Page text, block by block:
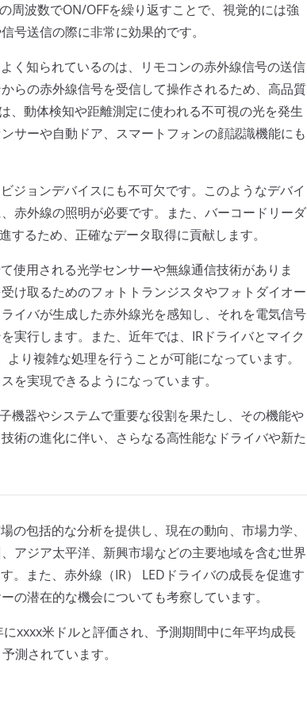
周波数でON/OFFを繰り返すことで、視覚的には強
号送信の際に非常に効果的です。
く知られているのは、リモコンの赤外線信号の送信
らの赤外線信号を受信して操作されるため、高品質
、動体検知や距離測定に使われる不可視の光を発生
サーや自動ドア、スマートフォンの顔認識機能にも
ジョンデバイスにも不可欠です。このようなデバイ
赤外線の照明が必要です。また、バーコードリーダ
るため、正確なデータ取得に貢献します。
使用される光学センサーや無線通信技術がありま
け取るためのフォトトランジスタやフォトダイオー
イバが生成した赤外線光を感知し、それを電気信号
実行します。また、近年では、IRドライバとマイク
り複雑な処理を行うことが可能になっています。
を実現できるようになっています。
機器やシステムで重要な役割を果たし、その機能や
術の進化に伴い、さらなる高性能なドライバや新た
の包括的な分析を提供し、現在の動向、市場力学、
アジア太平洋、新興市場などの主要地域を含む世界
。また、赤外線（IR） LEDドライバの成長を促進す
の潜在的な機会についても考察しています。
xxxx米ドルと評価され、予測期間中に年平均成長
測されています。